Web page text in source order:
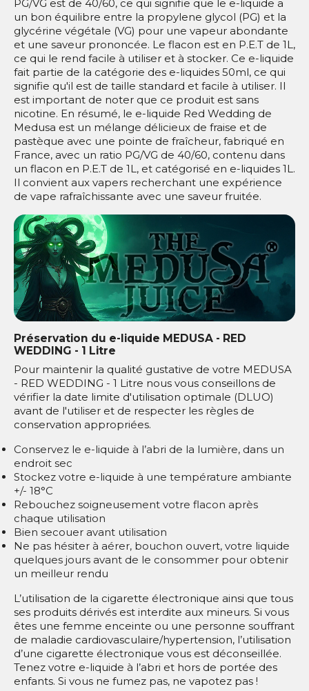
PG/VG est de 40/60, ce qui signifie que le e-liquide a
un bon équilibre entre la propylene glycol (PG) et la
glycérine végétale (VG) pour une vapeur abondante
et une saveur prononcée. Le flacon est en P.E.T de 1L,
ce qui le rend facile à utiliser et à stocker. Ce e-liquide
fait partie de la catégorie des e-liquides 50ml, ce qui
signifie qu'il est de taille standard et facile à utiliser. Il
est important de noter que ce produit est sans
nicotine. En résumé, le e-liquide Red Wedding de
Medusa est un mélange délicieux de fraise et de
pastèque avec une pointe de fraîcheur, fabriqué en
France, avec un ratio PG/VG de 40/60, contenu dans
un flacon en P.E.T de 1L, et catégorisé en e-liquides 1L.
Il convient aux vapers recherchant une expérience
de vape rafraîchissante avec une saveur fruitée.
Préservation du e-liquide MEDUSA - RED
WEDDING - 1 Litre
Pour maintenir la qualité gustative de votre MEDUSA
- RED WEDDING - 1 Litre nous vous conseillons de
vérifier la date limite d'utilisation optimale (DLUO)
avant de l'utiliser et de respecter les règles de
conservation appropriées.
Conservez le e-liquide à l’abri de la lumière, dans un
endroit sec
Stockez votre e-liquide à une température ambiante
+/- 18°C
Rebouchez soigneusement votre flacon après
chaque utilisation
Bien secouer avant utilisation
Ne pas hésiter à aérer, bouchon ouvert, votre liquide
quelques jours avant de le consommer pour obtenir
un meilleur rendu
L’utilisation de la cigarette électronique ainsi que tous
ses produits dérivés est interdite aux mineurs. Si vous
êtes une femme enceinte ou une personne souffrant
de maladie cardiovasculaire/hypertension, l’utilisation
d’une cigarette électronique vous est déconseillée.
Tenez votre e-liquide à l’abri et hors de portée des
enfants. Si vous ne fumez pas, ne vapotez pas !